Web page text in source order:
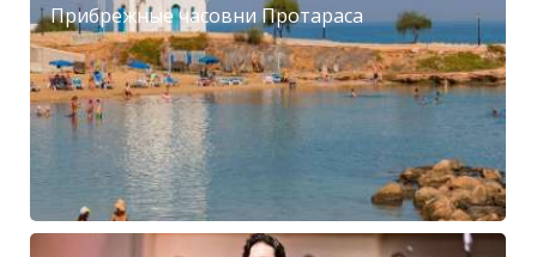
Прибрежные часовни Протараса